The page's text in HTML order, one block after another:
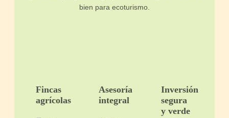
bien para ecoturismo.
Fincas
agrícolas
Asesoría
integral
Inversión
segura
y verde